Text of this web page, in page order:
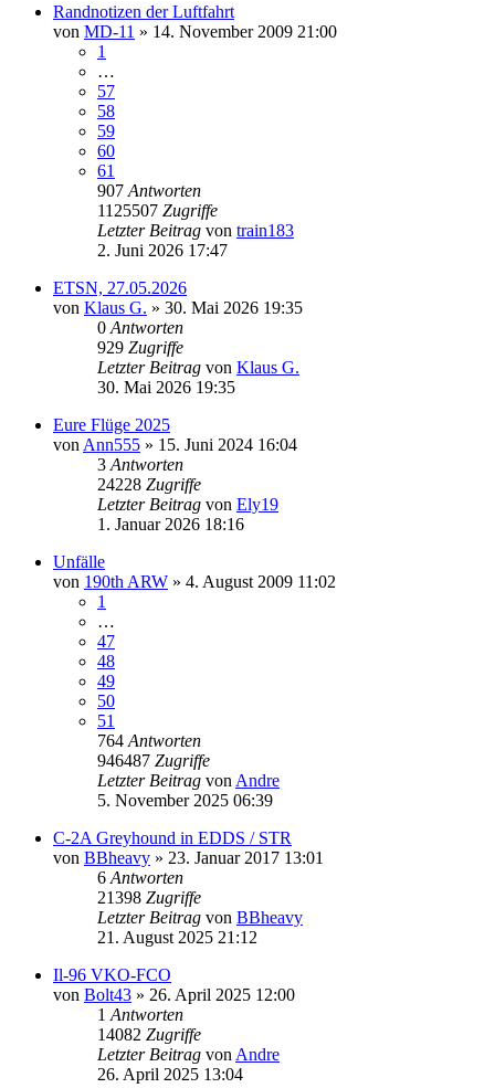
Randnotizen der Luftfahrt
von MD-11 » 14. November 2009 21:00
1
…
57
58
59
60
61
907 Antworten
1125507 Zugriffe
Letzter Beitrag von train183
2. Juni 2026 17:47
ETSN, 27.05.2026
von Klaus G. » 30. Mai 2026 19:35
0 Antworten
929 Zugriffe
Letzter Beitrag von Klaus G.
30. Mai 2026 19:35
Eure Flüge 2025
von Ann555 » 15. Juni 2024 16:04
3 Antworten
24228 Zugriffe
Letzter Beitrag von Ely19
1. Januar 2026 18:16
Unfälle
von 190th ARW » 4. August 2009 11:02
1
…
47
48
49
50
51
764 Antworten
946487 Zugriffe
Letzter Beitrag von Andre
5. November 2025 06:39
C-2A Greyhound in EDDS / STR
von BBheavy » 23. Januar 2017 13:01
6 Antworten
21398 Zugriffe
Letzter Beitrag von BBheavy
21. August 2025 21:12
Il-96 VKO-FCO
von Bolt43 » 26. April 2025 12:00
1 Antworten
14082 Zugriffe
Letzter Beitrag von Andre
26. April 2025 13:04